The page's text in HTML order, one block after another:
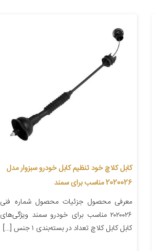
کابل کلاچ خود تنظیم کابل خودرو سبزوار مدل
2020026 مناسب برای سمند
معرفی محصول جزئیات محصول شماره فنی
۲۰۲۰۰۲۶ مناسب برای خودرو سمند ویژگی‌های
کابل کابل کلاچ تعداد در بسته‌بندی ۱ جنس […]